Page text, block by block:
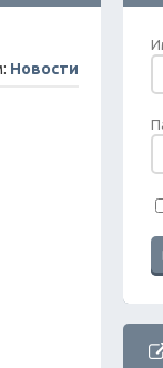
Новости